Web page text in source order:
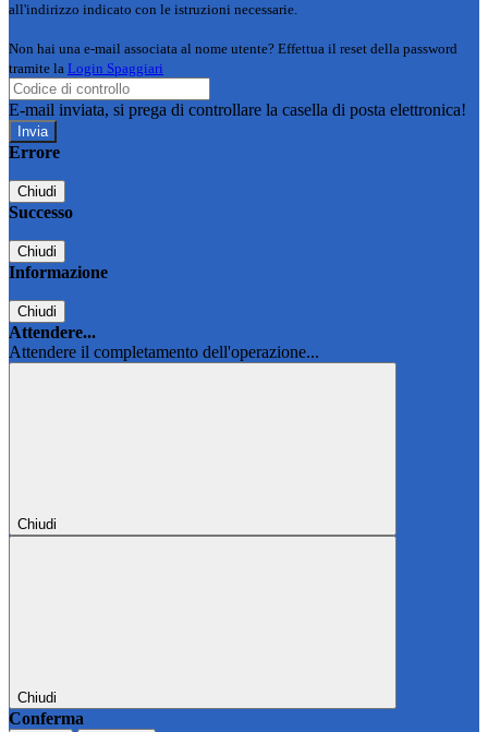
all'indirizzo indicato con le istruzioni necessarie.
Non hai una e-mail associata al nome utente? Effettua il reset della password
tramite la Login Spaggiari
E-mail inviata, si prega di controllare la casella di posta elettronica!
Errore
Chiudi
Successo
Chiudi
Informazione
Chiudi
Attendere...
Attendere il completamento dell'operazione...
Chiudi
Chiudi
Conferma